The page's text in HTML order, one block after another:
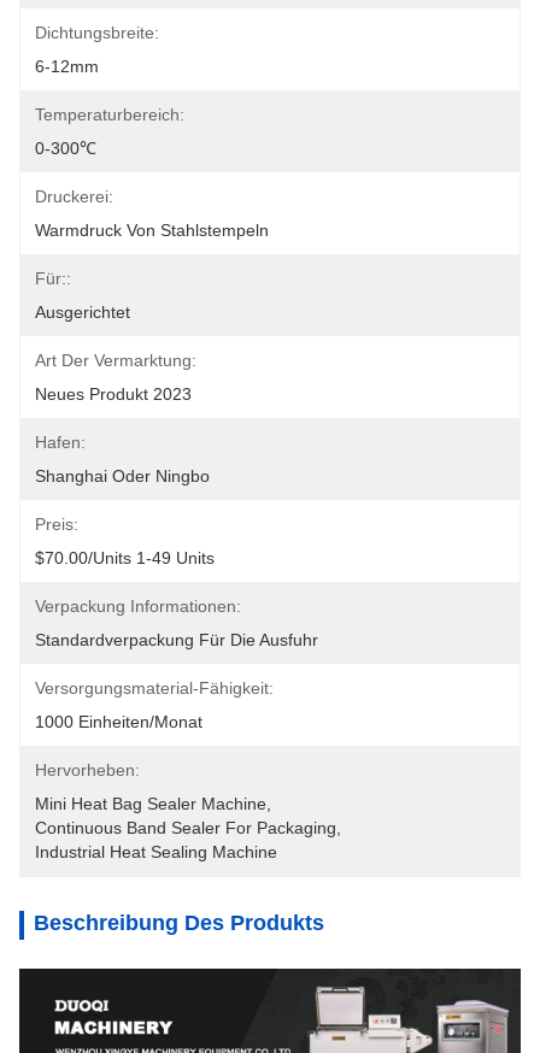
Dichtungsbreite:
6-12mm
Temperaturbereich:
0-300℃
Druckerei:
Warmdruck Von Stahlstempeln
Für::
Ausgerichtet
Art Der Vermarktung:
Neues Produkt 2023
Hafen:
Shanghai Oder Ningbo
Preis:
$70.00/units 1-49 Units
Verpackung Informationen:
Standardverpackung Für Die Ausfuhr
Versorgungsmaterial-Fähigkeit:
1000 Einheiten/Monat
Hervorheben:
Mini Heat Bag Sealer Machine
Continuous Band Sealer For Packaging
Industrial Heat Sealing Machine
Beschreibung Des Produkts